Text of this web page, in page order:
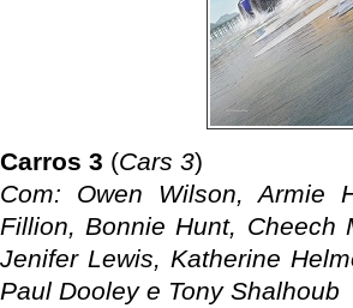
Carros 3 (Cars 3)
Com: Owen Wilson, Armie
Fillion, Bonnie Hunt, Cheech
Jenifer Lewis, Katherine
Paul Dooley e Tony Shalhoub